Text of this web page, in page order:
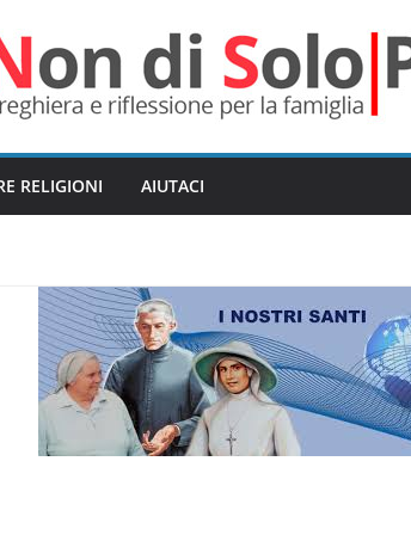
RELIGIONI AIUTACI